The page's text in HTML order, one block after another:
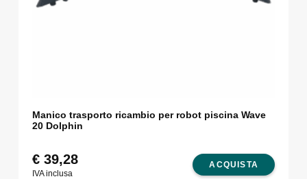
Manico trasporto ricambio per robot piscina Wave
20 Dolphin
ACQUISTA
€39,28
IVA inclusa